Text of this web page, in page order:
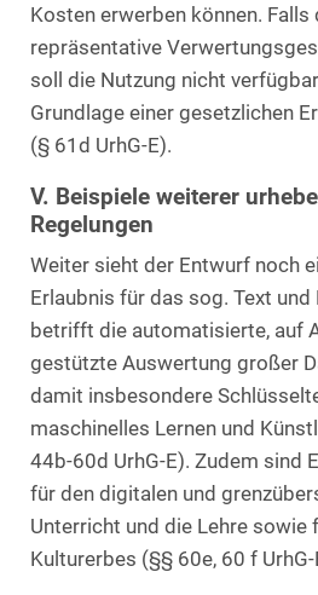
Kosten erwerben können. Falls
repräsentative
soll die Nutzung nicht
Grundlage einer gesetzlichen
(§ 61d UrhG-E).
V. Beispiele weiterer
Regelungen
Weiter sieht der Entwurf noch
Erlaubnis für das sog. Text und
betrifft die automatisierte, auf
gestützte Auswertung großer
damit insbesondere
maschinelles Lernen und
44b-60d UrhG-E). Zudem sind
für den digitalen und
Unterricht und die Lehre sowie
Kulturerbes (§§ 60e, 60 f